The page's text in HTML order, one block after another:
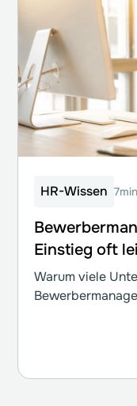
HR-Wissen 7min
Einstieg oft
Warum viele